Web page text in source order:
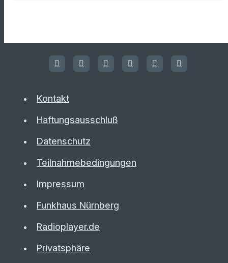
Kontakt
Haftungsausschluß
Datenschutz
Teilnahmebedingungen
Impressum
Funkhaus Nürnberg
Radioplayer.de
Privatsphäre